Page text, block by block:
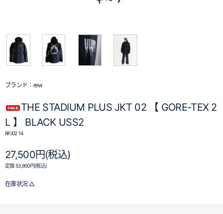
ブランド： rew
THE STADIUM PLUS JKT 02 【 GORE-TEX 2
L 】 BLACK USS2
RPJ02 14
27,500円(税込)
定価 53,900円(税込)
在庫状況 △